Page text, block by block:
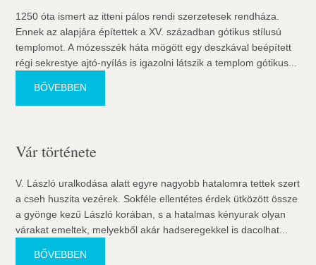
1250 óta ismert az itteni pálos rendi szerzetesek rendháza.
Ennek az alapjára építettek a XV. században gótikus stílusú
templomot. A mózesszék háta mögött egy deszkával beépített
régi sekrestye ajtó-nyílás is igazolni látszik a templom gótikus...
BŐVEBBEN
Vár története
V. László uralkodása alatt egyre nagyobb hatalomra tettek szert
a cseh huszita vezérek. Sokféle ellentétes érdek ütközött össze
a gyönge kezű László korában, s a hatalmas kényurak olyan
várakat emeltek, melyekből akár hadseregekkel is dacolhat...
BŐVEBBEN